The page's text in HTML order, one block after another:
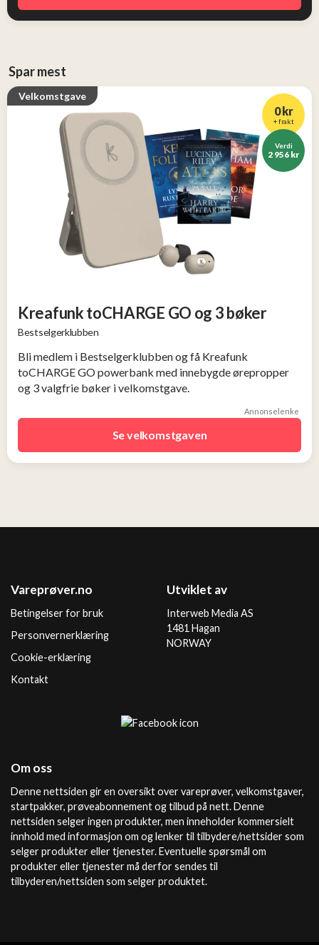
Spar mest
Verdi
2 956 kr
Velkomstgave
Kreafunk toCHARGE GO og 3 bøker
Bestselgerklubben
0 kr
+ frakt
Bli medlem i Bestselgerklubben og få Kreafunk
toCHARGE GO powerbank med innebygde ørepropper
og 3 valgfrie bøker i velkomstgave.
Annonselenke
Se velkomstgaven
Vareprøver.no
Betingelser for bruk
Personvernerklæring
Cookie-erklæring
Kontakt
Utviklet av
Interweb Media AS
1481 Hagan
NORWAY
Om oss
Denne nettsiden gir en oversikt over vareprøver, velkomstgaver,
startpakker, prøveabonnement og tilbud på nett. Denne
nettsiden selger ingen produkter, men inneholder kommersielt
innhold med informasjon om og lenker til tilbydere/nettsider som
selger produkter eller tjenester. Eventuelle spørsmål om
produkter eller tjenester må derfor sendes til
tilbyderen/nettsiden som selger produktet.